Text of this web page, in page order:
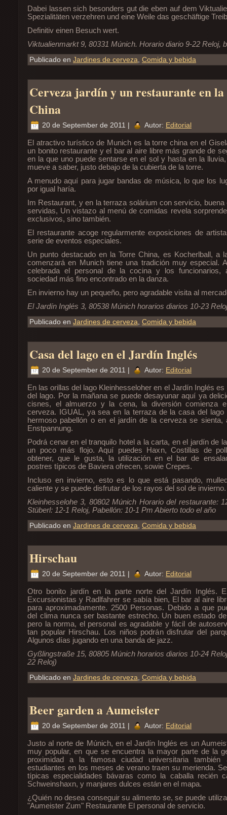
Dabei lassen sich besonders gut die eben auf dem
Spezialitäten verzehren und eine Weile das geschäftige
Definitiv einen Besuch wert.
Viktualienmarkt 9, 80331 Múnich. Horario diario 9-22 Reloj,
Publicado en Jardines de cerveza, Comida y bebida
Cerveza jardín y un restaurante en
China
20 de September de 2011 | Autor: Editorial
El atractivo turístico de Munich es la torre china en el
un bonito restaurante y el bar al aire libre más grande de
en la que uno puede sentarse en el sol y hasta en la
mueve a saber, justo debajo de la cubierta de la torre.
A menudo aquí para jugar bandas de música, lo que los
por igual haría.
Im Restaurant, y en la terraza solárium con servicio,
servidas, Un vistazo al menú de comidas revela
exclusivos, sino también.
El restaurante acoge regularmente exposiciones de
serie de eventos especiales.
Un punto destacado en la Torre China, es Kocherlball, a
comenzará en Munich tiene una tradición muy especial.
celebrada el personal de la cocina y los funcionarios,
sociedad más fino encontrado en la danza.
En invierno hay un pequeño, pero agradable visita al
El Jardín Inglés 3, 80538 Múnich horarios diarios 10-23 Reloj
Publicado en Jardines de cerveza, Comida y bebida
Casa del lago en el Jardín Inglés
20 de September de 2011 | Autor: Editorial
En las orillas del lago Kleinhesseloher en el Jardín Inglés
del lago. Por la mañana se puede desayunar aquí ya
cisnes, el almuerzo y la cena, la diversión comienza
cerveza. IGUAL, ya sea en la terraza de la casa del lago
hermoso pabellón o en el jardín de la cerveza se sienta,
Enstpannung.
Podrá cenar en el tranquilo hotel a la carta, en el jardín de
un poco más flojo. Aquí puedes Haxn, Costillas de
obtener, que le gusta, la utilización en el bar de
postres típicos de Baviera ofrecen, sowie Crepes.
Incluso en invierno, esto es lo que está pasando,
caliente y se puede disfrutar de los rayos del sol de invierno.
Kleinhesselohe 3, 80802 Múnich Horario del restaurante:
Stüberl: 12-1 Reloj, Pabellón: 10-1 Pm Abierto todo el año
Publicado en Jardines de cerveza, Comida y bebida
Hirschau
20 de September de 2011 | Autor: Editorial
Otro bonito jardín en la parte norte del Jardín Inglés.
Excursionistas y Radlfahrer se sabía bien, El bar al aire
para aproximadamente. 2500 Personas. Debido a que
del clima nunca ser bastante estrecho. Un buen estado
pero la norma, el personal es agradable y fácil de
tan popular Hirschau. Los niños podrán disfrutar del
Algunos días jugando en una banda de jazz.
Gyßlingstraße 15, 80805 Múnich horarios diarios 10-24
22 Reloj)
Publicado en Jardines de cerveza, Comida y bebida
Beer garden a Aumeister
20 de September de 2011 | Autor: Editorial
Justo al norte de Múnich, en el Jardín Inglés es un
muy popular, en que se encuentra la mayor parte de la
proximidad a la famosa ciudad universitaria también
estudiantes en los meses de verano traen su merienda.
típicas especialidades bávaras como la caballa recién
Schweinshaxn, y manjares dulces están en el mapa.
¿Quién no desea conseguir su alimento se, se puede
"Aumeister Zum" Restaurante El personal de servicio.